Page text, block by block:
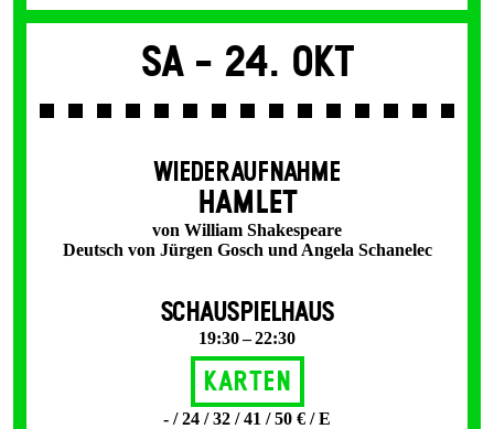
Sa - 24. Okt
WIEDERAUFNAHME
HAMLET
von William Shakespeare
Deutsch von Jürgen Gosch und Angela Schanelec
SCHAUSPIELHAUS
19:30 – 22:30
Karten
- / 24 / 32 / 41 / 50 € / E